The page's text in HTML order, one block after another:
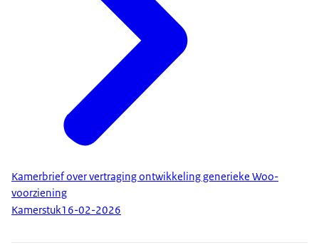
Kamerbrief over vertraging ontwikkeling generieke Woo-
voorziening
Kamerstuk16-02-2026